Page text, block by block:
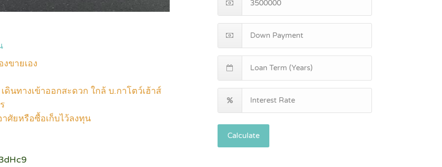
ขายเอง
นทางเข้าออกสะดวก ใกล้ บ.กาโตว์เฮ้าส์
ศัยหรือซื้อเก็บไว้ลงทุน
Calculate